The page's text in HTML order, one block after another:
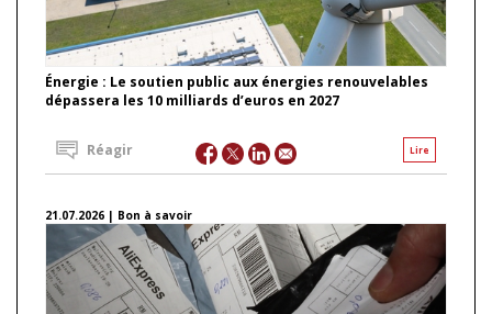
Énergie : Le soutien public aux énergies renouvelables
dépassera les 10 milliards d’euros en 2027
Lire
Réagir
21.07.2026 | Bon à savoir